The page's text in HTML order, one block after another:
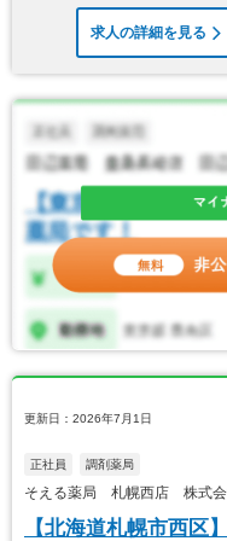
求人の詳細を見る
更新日：2026年7月1日
正社員 調剤薬局
そえる薬局 札幌西店 株式会
【北海道札幌市西区